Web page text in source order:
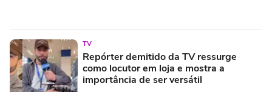
TV
Repórter demitido da TV ressurge
como locutor em loja e mostra a
importância de ser versátil